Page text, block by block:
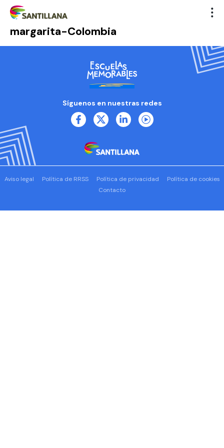
margarita-Colombia
Síguenos en nuestras redes
Aviso legal Política de RRSS Política de privacidad
Política de cookies
Contacto